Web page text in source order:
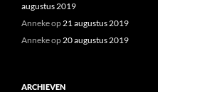
augustus 2019
Annekeop21 augustus 2019
Annekeop20 augustus 2019
ARCHIEVEN